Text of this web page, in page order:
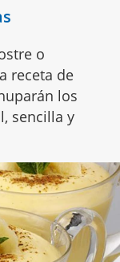
o
receta de
los
sencilla y